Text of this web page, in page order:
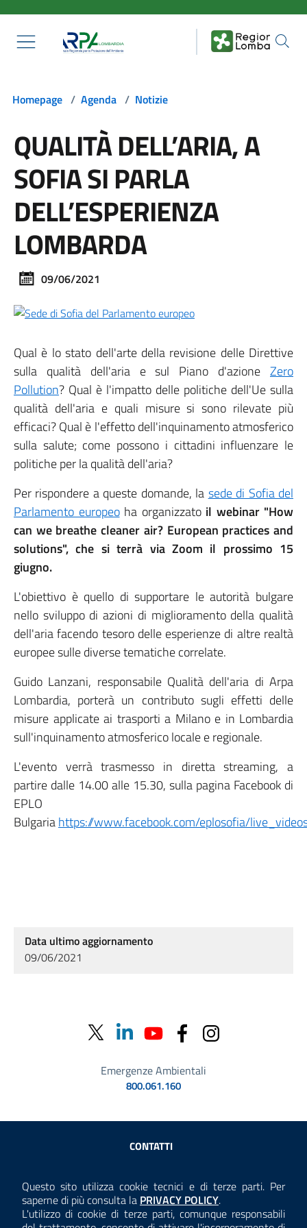
Questo sito utilizza cookie tecnici e di terze parti. Per
saperne di più consulta la Consulta la
PRIVACY POLICY.
L'utilizzo di cookie di terze parti, comunque responsabili
Homepage / Agenda / Notizie
QUALITÀ DELL’ARIA, A
SOFIA SI PARLA
DELL’ESPERIENZA
LOMBARDA
09/06/2021
Qual è lo stato dell'arte della revisione delle Direttive
sulla qualità dell'aria e sul Piano d'azione Zero
Pollution? Qual è l'impatto delle politiche dell'Ue sulla
qualità dell'aria e quali misure si sono rilevate più
efficaci? Qual è l'effetto dell'inquinamento atmosferico
sulla salute; come possono i cittadini influenzare le
politiche per la qualità dell'aria?
Per rispondere a queste domande, la sede di Sofia del
Parlamento europeoha organizzato il webinar "How
can we breathe cleaner air? European practices and
solutions", che si terrà via Zoom il prossimo 15
giugno.
L'obiettivo è quello di supportare le autorità bulgare
nello sviluppo di azioni di miglioramento della qualità
dell'aria facendo tesoro delle esperienze di altre realtà
europee sulle diverse tematiche correlate.
Guido Lanzani, responsabile Qualità dell'aria di Arpa
Lombardia, porterà un contributo sugli effetti delle
misure applicate ai trasporti a Milano e in Lombardia
sull'inquinamento atmosferico locale e regionale.
L'evento verrà trasmesso in diretta streaming, a
partire dalle 14.00 alle 15.30, sulla pagina Facebook di
EPLO
Bulgariahttps://www.facebook.com/eplosofia/
Data ultimo aggiornamento
09/06/2021
Emergenze Ambientali
800.061.160
Sezione Link Utili
CONTATTI
ANTICORRUZIONE